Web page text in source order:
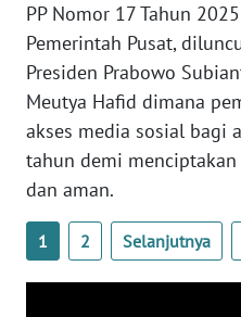
PP Nomor 17 Tahun
Pemerintah Pusat,
Presiden Prabowo
Meutya Hafid dimana
akses media sosial bagi
tahun demi
dan aman.
1 2 Selanjutnya
WN
DANAU
TOBA
WN
NIAS
WN
LANGKAT